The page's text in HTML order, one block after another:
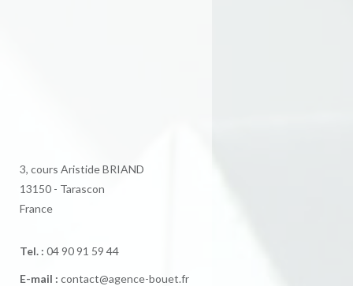
3, cours Aristide BRIAND
13150 - Tarascon
France
Tel. : 04 90 91 59 44
E-mail : contact@agence-bouet.fr